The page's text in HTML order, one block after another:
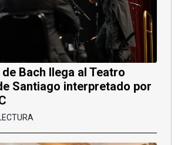
Bach llega al Teatro
Santiago interpretado por